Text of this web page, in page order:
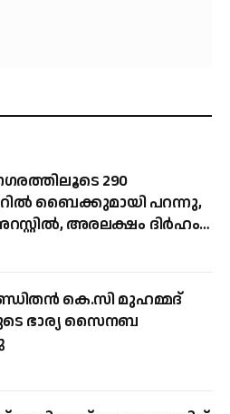
290
ബൈക്കുമായി പറന്നു,
അരലക്ഷം ദിർഹം
കെ.സി മുഹമ്മദ്
ഭാര്യ സൈനബ